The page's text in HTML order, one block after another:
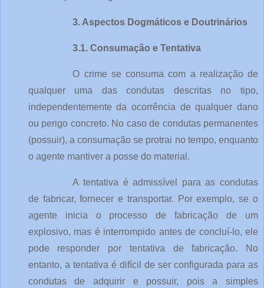
3. Aspectos Dogmáticos e Doutrinários
3.1. Consumação e Tentativa
O crime se consuma com a realização de
qualquer uma das condutas descritas no tipo,
independentemente da ocorrência de qualquer dano
ou perigo concreto. No caso de condutas permanentes
(possuir), a consumação se protrai no tempo, enquanto
o agente mantiver a posse do material.
A tentativa é admissível para as condutas
de fabricar, fornecer e transportar. Por exemplo, se o
agente inicia o processo de fabricação de um
explosivo, mas é interrompido antes de concluí-lo, ele
pode responder por tentativa de fabricação. No
entanto, a tentativa é difícil de ser configurada para as
condutas de adquirir e possuir, pois a simples